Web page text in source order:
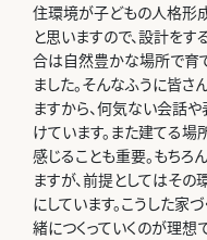
住環境が子どもの人格形
と思いますので、設計を
合は自然豊かな場所で育
ました。そんなふうに皆
ますから、何気ない会話
けています。また建てる
感じることも重要。もち
ますが、前提としてはそ
にしています。こうした家
緒につくっていくのが理想で